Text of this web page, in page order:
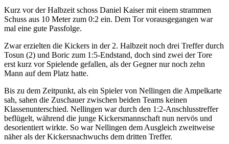
Kurz vor der Halbzeit schoss Daniel Kaiser mit einem strammen
Schuss aus 10 Meter zum 0:2 ein. Dem Tor vorausgegangen war
mal eine gute Passfolge.
Zwar erzielten die Kickers in der 2. Halbzeit noch drei Treffer durch
Tosun (2) und Boric zum 1:5-Endstand, doch sind zwei der Tore
erst kurz vor Spielende gefallen, als der Gegner nur noch zehn
Mann auf dem Platz hatte.
Bis zu dem Zeitpunkt, als ein Spieler von Nellingen die Ampelkarte
sah, sahen die Zuschauer zwischen beiden Teams keinen
Klassenunterschied. Nellingen war durch den 1:2-Anschlusstreffer
beflügelt, während die junge Kickersmannschaft nun nervös und
desorientiert wirkte. So war Nellingen dem Ausgleich zweitweise
näher als der Kickersnachwuchs dem dritten Treffer.